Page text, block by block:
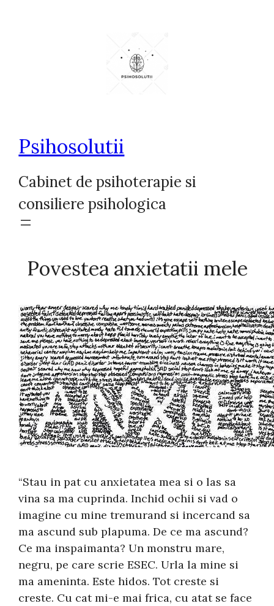
Psihosolutii
Cabinet de psihoterapie si
consiliere psihologica
Povestea anxietatii mele
“Stau in pat cu anxietatea mea si o las sa
vina sa ma cuprinda. Inchid ochii si vad o
imagine cu mine tremurand si incercand sa
ma ascund sub plapuma. De ce ma ascund?
Ce ma inspaimanta? Un monstru mare,
negru, pe care scrie ESEC. Urla la mine si
ma ameninta. Este hidos. Tot creste si
creste. Cu cat mi-e mai frica, cu atat se face